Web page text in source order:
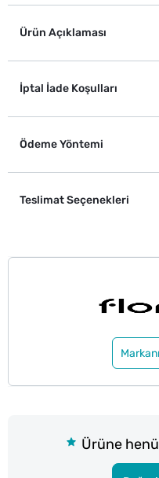
Ürün Açıklaması
İptal İade Koşulları
Ödeme Yöntemi
Teslimat Seçenekleri
Ürüne